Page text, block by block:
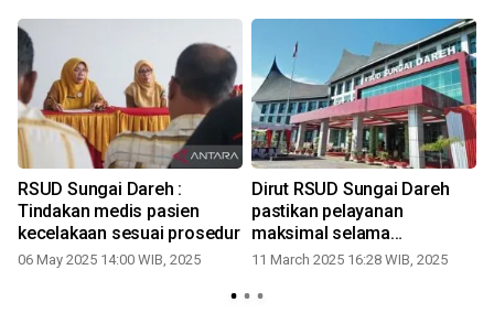
RSUD Sungai Dareh :
Tindakan medis pasien
kecelakaan sesuai prosedur
06 May 2025 14:00 WIB, 2025
Dirut RSUD Sungai Dareh
pastikan pelayanan
maksimal selama
Ramadhan
11 March 2025 16:28 WIB, 2025